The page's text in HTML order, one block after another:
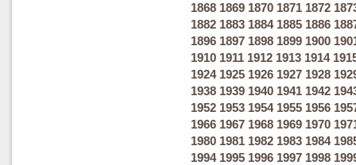
1868 1869 1870 1871 1872
1882 1883 1884 1885 1886
1896 1897 1898 1899 1900
1910 1911 1912 1913 1914
1924 1925 1926 1927 1928
1938 1939 1940 1941 1942
1952 1953 1954 1955 1956
1966 1967 1968 1969 1970
1980 1981 1982 1983 1984
1994 1995 1996 1997 1998